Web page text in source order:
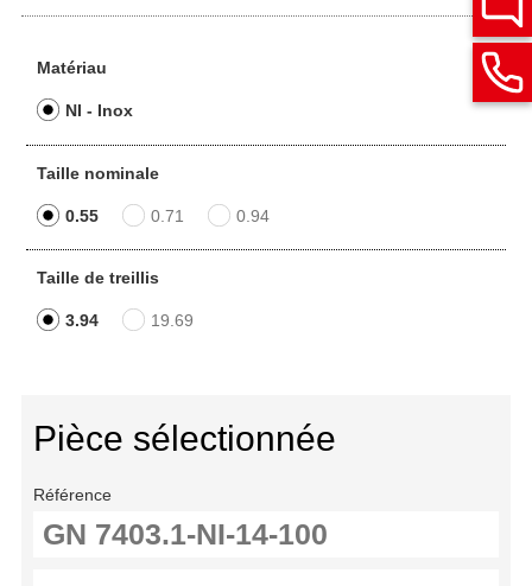
Matériau
NI - Inox
Taille nominale
0.55 0.71 0.94
Taille de treillis
3.94 19.69
Pièce sélectionnée
Référence